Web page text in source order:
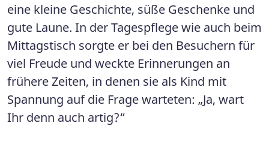
eine kleine Geschichte, süße Geschenke und
gute Laune. In der Tagespflege wie auch beim
Mittagstisch sorgte er bei den Besuchern für
viel Freude und weckte Erinnerungen an
frühere Zeiten, in denen sie als Kind mit
Spannung auf die Frage warteten: „Ja, wart
Ihr denn auch artig?“